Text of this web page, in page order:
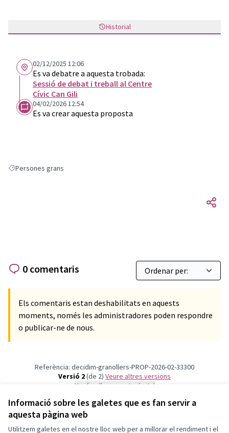
Informació sobre les galetes que es fan servir a
aquesta pàgina web
Utilitzem galetes en el nostre lloc web per a millorar el rendiment i el
Historial
02/12/2025 12:06
Es va debatre a aquesta trobada:
Sessió de debat i treball al Centre
Cívic Can Gili
04/02/2026 12:54
Es va crear aquesta proposta
Resultats en filtrar per: Persones grans
Persones grans
0 comentaris
Els comentaris estan deshabilitats en aquests
moments, només les administradores poden respondre
o publicar-ne de nous.
Referència: decidim-granollers-PROP-2026-02-33300
Versió 2(de 2)
veure altres versions
Verifica l'empremta digital
Termes i condicions d'ús
Configuració de les galetes